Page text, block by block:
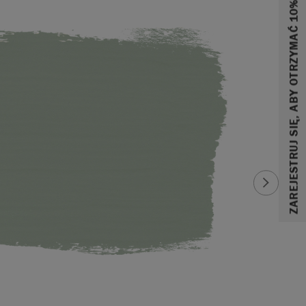
ZAREJESTRUJ SIĘ, ABY OTRZYMAĆ 10% ZNIŻKI